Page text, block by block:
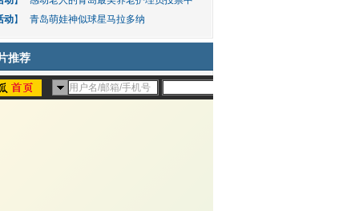
动】 青岛萌娃神似球星马拉多纳
推荐